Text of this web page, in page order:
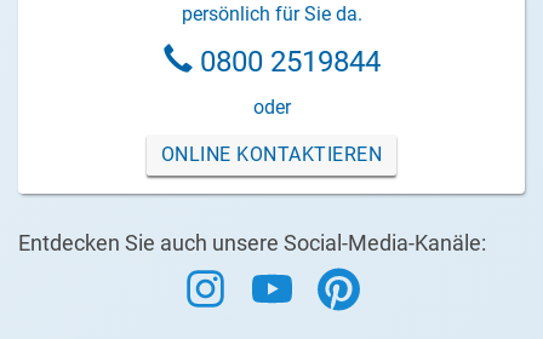
persönlich für Sie da.
0800 2519844
oder
ONLINE KONTAKTIEREN
Entdecken Sie auch unsere Social-Media-Kanäle: